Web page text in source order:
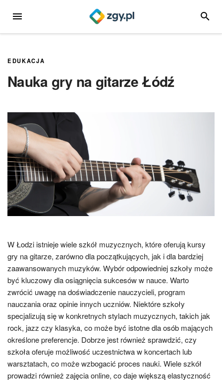
MENU
EDUKACJA
Nauka gry na gitarze Łódź
W Łodzi istnieje wiele szkół muzycznych, które oferują kursy
gry na gitarze, zarówno dla początkujących, jak i dla bardziej
zaawansowanych muzyków. Wybór odpowiedniej szkoły może
być kluczowy dla osiągnięcia sukcesów w nauce. Warto
zwrócić uwagę na doświadczenie nauczycieli, program
nauczania oraz opinie innych uczniów. Niektóre szkoły
specjalizują się w konkretnych stylach muzycznych, takich jak
rock, jazz czy klasyka, co może być istotne dla osób mających
określone preferencje. Dobrze jest również sprawdzić, czy
szkoła oferuje możliwość uczestnictwa w koncertach lub
warsztatach, co może wzbogacić proces nauki. Wiele szkół
prowadzi również zajęcia online, co daje większą elastyczność